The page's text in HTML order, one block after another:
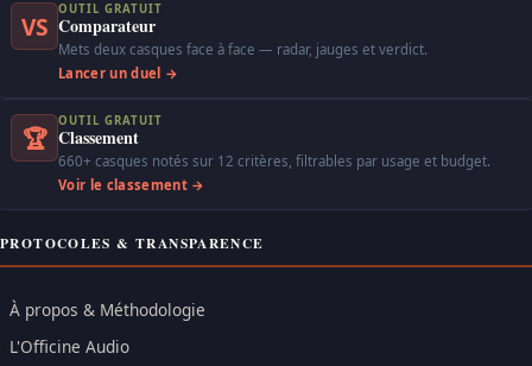
VS
OUTIL GRATUIT
Comparateur
Mets deux casques face à face — radar, jauges et verdict.
Lancer un duel →
🏆
OUTIL GRATUIT
Classement
660+ casques notés sur 12 critères, filtrables par usage et budget.
Voir le classement →
PROTOCOLES & TRANSPARENCE
À propos & Méthodologie
L'Officine Audio